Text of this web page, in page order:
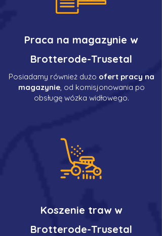
Praca na magazynie w
Brotterode-Trusetal
Posiadamy również dużo ofert pracy na
magazynie, od komisjonowania po
obsługę wózka widłowego.
Koszenie traw w
Brotterode-Trusetal